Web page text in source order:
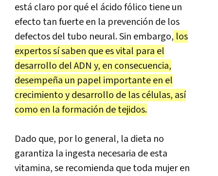
está claro por qué el ácido fólico tiene un
efecto tan fuerte en la prevención de los
defectos del tubo neural. Sin embargo, los
expertos sí saben que es vital para el
desarrollo del ADN y, en consecuencia,
desempeña un papel importante en el
crecimiento y desarrollo de las células, así
como en la formación de tejidos.
Dado que, por lo general, la dieta no
garantiza la ingesta necesaria de esta
vitamina, se recomienda que toda mujer en